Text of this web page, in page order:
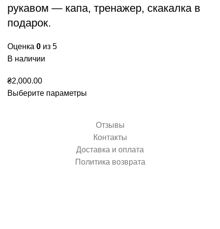
рукавом — капа, тренажер, скакалка в
подарок.
Оценка 0 из 5
В наличии
₴2,000.00
Выберите параметры
Отзывы
Контакты
Доставка и оплата
Политика возврата